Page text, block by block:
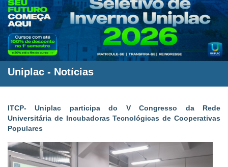
Uniplac - Notícias
ITCP- Uniplac participa do V Congresso da Rede
Universitária de Incubadoras Tecnológicas de Cooperativas
Populares